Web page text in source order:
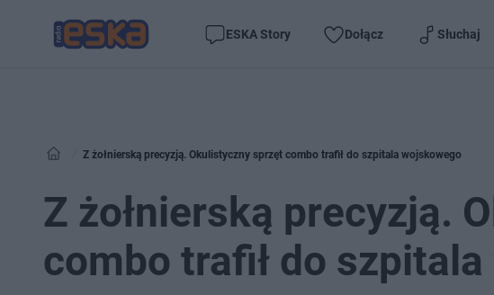
ESKA Story Dołącz Słuchaj
Z żołnierską precyzją. Okulistyczny sprzęt combo trafił do szpitala wojskowego
Z żołnierską precyzją.
combo trafił do